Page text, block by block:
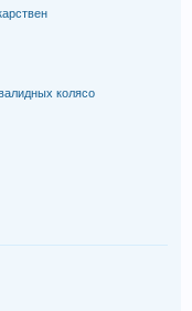
колясо